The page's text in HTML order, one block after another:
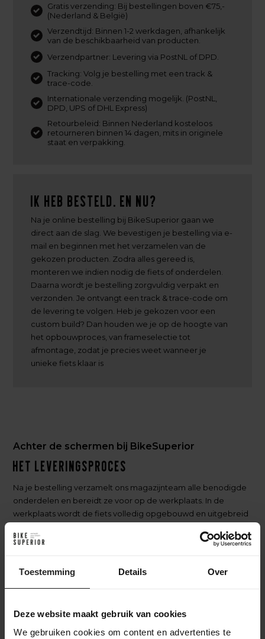
Toestemming Details Over
Deze website maakt gebruik van cookies
We gebruiken cookies om content en advertenties te
Gratis verzending: Bij bestellingen boven €75,-
(Nederland & België)
Verzendtijd: Binnen 1-2 werkdagen, afhankelijk
van de beschikbaarheid van producten.
Verzendpartner: Levering via PostNL of DPD.
Tracking: Volg je bestelling met een track &
trace-code.
Internationale verzending mogelijk. (PostNL,
DPD, UPS of DHL Express)
Retourbeleid: Binnen Nederland kosteloos
retourneren binnen 14 dagen, mits in originele
staat en verpakking.
Ik heb besteld. En nu?
Na je online bestelling bij BikeSuperior gaan we
direct aan de slag. We bevestigen je bestelling via e-
mail en beginnen met het verzamelen van de
gekozen producten. Zodra alles gereed is,
monteren we indien nodig de fiets of onderdelen.
Daarna wordt je bestelling zorgvuldig verpakt en
verzonden. Je ontvangt een track & trace-code om
de levering te volgen. Heb je gekozen voor een
custom build? Dan houden we je op de hoogte van
het opbouwproces, van frameselectie tot
afmontage, zodat je precies weet wanneer je
unieke fiets klaar is
Achter de schermen bij BikeSuperior
Het leveringsproces
Na je bestelling verzamelt ons magazijnteam alle benodigde
onderdelen en bereidt ze voor op de werkplaats. In de
werkplaats wordt de fiets volledig opgebouwd en uitgebreid
magazijn, waar hij zorgvuldig wordt ingepakt. Accessoires
zorgen we ervoor dat je fiets veilig en compleet aankomt.